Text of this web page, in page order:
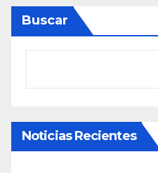
Buscar
Noticias Recientes